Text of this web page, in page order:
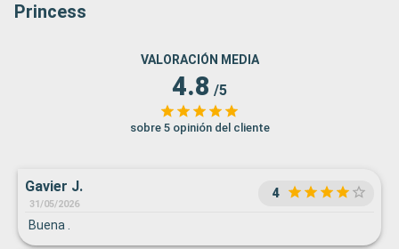
Princess
VALORACIÓN MEDIA
4.8 /5
sobre 5 opinión del cliente
Gavier J.
31/05/2026
4
Buena .